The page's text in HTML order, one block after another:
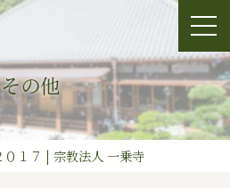
その他
０１７ | 宗教法人 一乗寺